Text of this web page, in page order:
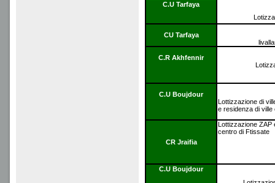
C.U Tarfaya
CU Tarfaya
C.R Akhfennir
C.U Boujdour
Lottizzazione di
e residenza di ville
CR Jraifia
Lottizzazione ZAP
centro di Ftissate
C.U Boujdour